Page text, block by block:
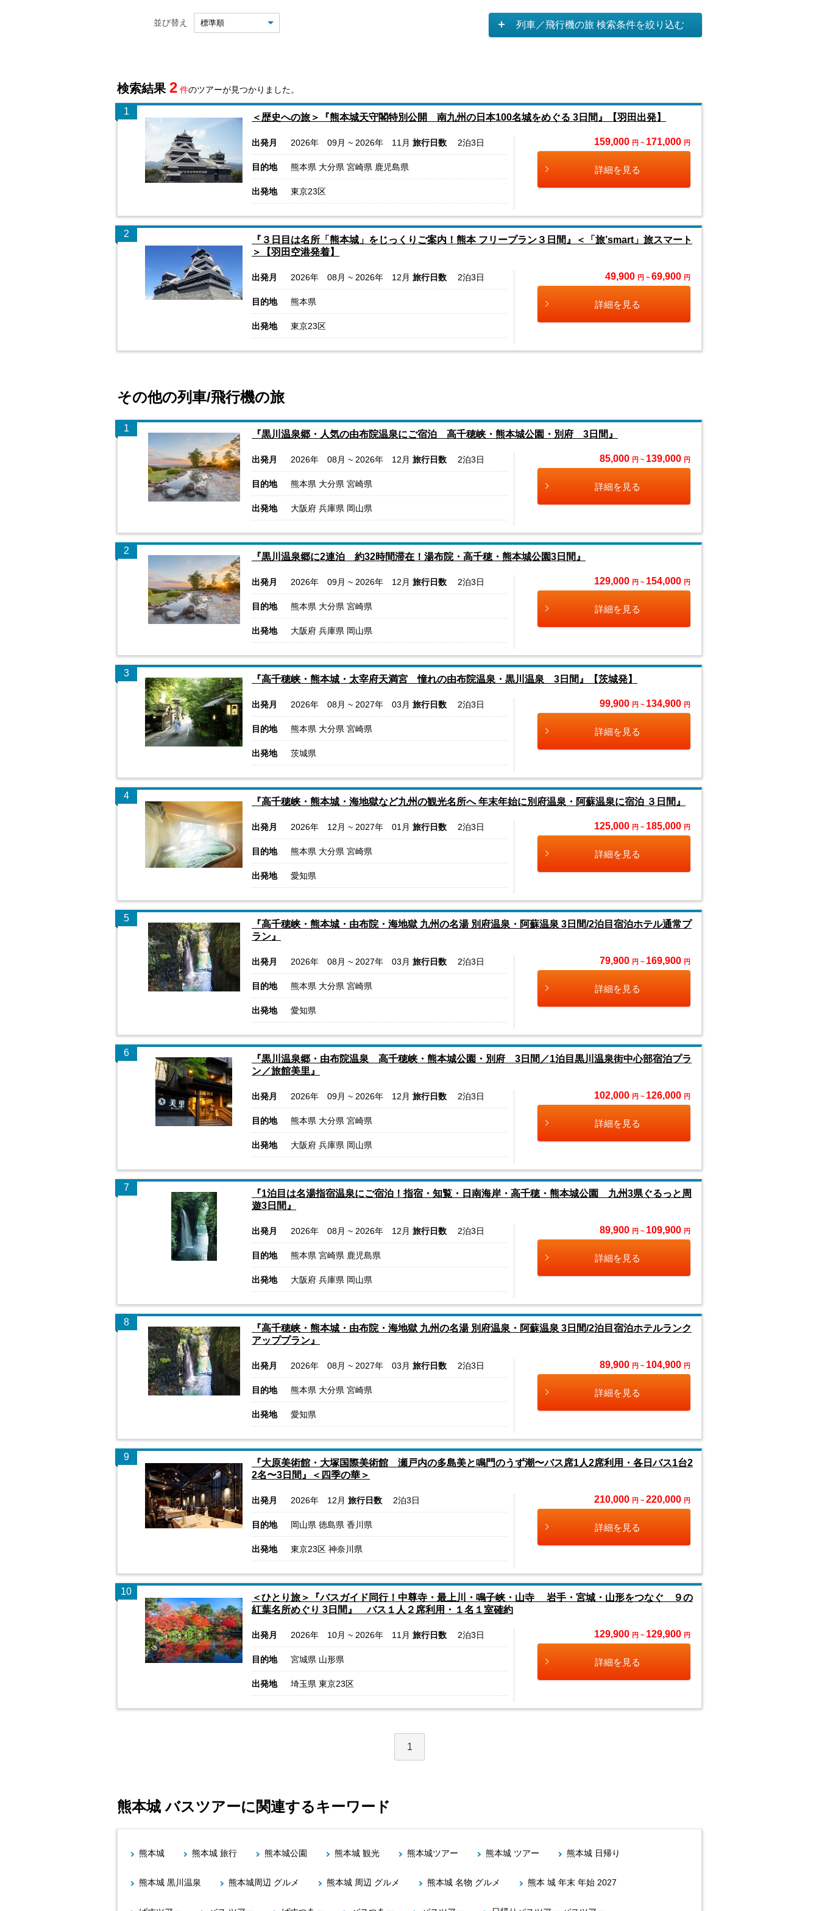
並び替え 列車／飛行機の旅 検索条件を絞り込む
検索結果 2 件のツアーが見つかりました。
1
＜歴史への旅＞『熊本城天守閣特別公開 南九州の日本100名城をめぐる 3日間』【羽田出発】
出発月 2026年 09月 ~ 2026年 11月 旅行日数 2泊3日
目的地 熊本県 大分県 宮崎県 鹿児島県
出発地 東京23区
159,000 円 ~ 171,000 円
詳細を見る
2
『３日目は名所「熊本城」をじっくりご案内！熊本 フリープラン３日間』＜「旅’smart」旅スマート
＞【羽田空港発着】
出発月 2026年 08月 ~ 2026年 12月 旅行日数 2泊3日
目的地 熊本県
出発地 東京23区
49,900 円 ~ 69,900 円
詳細を見る
その他の列車/飛行機の旅
1
『黒川温泉郷・人気の由布院温泉にご宿泊 高千穂峡・熊本城公園・別府 3日間』
出発月 2026年 08月 ~ 2026年 12月 旅行日数 2泊3日
目的地 熊本県 大分県 宮崎県
出発地 大阪府 兵庫県 岡山県
85,000 円 ~ 139,000 円
詳細を見る
2
『黒川温泉郷に2連泊 約32時間滞在！湯布院・高千穂・熊本城公園3日間』
出発月 2026年 09月 ~ 2026年 12月 旅行日数 2泊3日
目的地 熊本県 大分県 宮崎県
出発地 大阪府 兵庫県 岡山県
129,000 円 ~ 154,000 円
詳細を見る
3
『高千穂峡・熊本城・太宰府天満宮 憧れの由布院温泉・黒川温泉 3日間』【茨城発】
出発月 2026年 08月 ~ 2027年 03月 旅行日数 2泊3日
目的地 熊本県 大分県 宮崎県
出発地 茨城県
99,900 円 ~ 134,900 円
詳細を見る
4
『高千穂峡・熊本城・海地獄など九州の観光名所へ 年末年始に別府温泉・阿蘇温泉に宿泊 ３日間』
出発月 2026年 12月 ~ 2027年 01月 旅行日数 2泊3日
目的地 熊本県 大分県 宮崎県
出発地 愛知県
125,000 円 ~ 185,000 円
詳細を見る
5
『高千穂峡・熊本城・由布院・海地獄 九州の名湯 別府温泉・阿蘇温泉 3日間/2泊目宿泊ホテル通常プ
ラン』
出発月 2026年 08月 ~ 2027年 03月 旅行日数 2泊3日
目的地 熊本県 大分県 宮崎県
出発地 愛知県
79,900 円 ~ 169,900 円
詳細を見る
6
『黒川温泉郷・由布院温泉 高千穂峡・熊本城公園・別府 3日間／1泊目黒川温泉街中心部宿泊プラ
ン／旅館美里』
出発月 2026年 09月 ~ 2026年 12月 旅行日数 2泊3日
目的地 熊本県 大分県 宮崎県
出発地 大阪府 兵庫県 岡山県
102,000 円 ~ 126,000 円
詳細を見る
7
『1泊目は名湯指宿温泉にご宿泊！指宿・知覧・日南海岸・高千穂・熊本城公園 九州3県ぐるっと周
遊3日間』
出発月 2026年 08月 ~ 2026年 12月 旅行日数 2泊3日
目的地 熊本県 宮崎県 鹿児島県
出発地 大阪府 兵庫県 岡山県
89,900 円 ~ 109,900 円
詳細を見る
8
『高千穂峡・熊本城・由布院・海地獄 九州の名湯 別府温泉・阿蘇温泉 3日間/2泊目宿泊ホテルランク
アッププラン』
出発月 2026年 08月 ~ 2027年 03月 旅行日数 2泊3日
目的地 熊本県 大分県 宮崎県
出発地 愛知県
89,900 円 ~ 104,900 円
詳細を見る
9
『大原美術館・大塚国際美術館 瀬戸内の多島美と鳴門のうず潮〜バス席1人2席利用・各日バス1台2
2名〜3日間』＜四季の華＞
出発月 2026年 12月 旅行日数 2泊3日
目的地 岡山県 徳島県 香川県
出発地 東京23区 神奈川県
210,000 円 ~ 220,000 円
詳細を見る
10
＜ひとり旅＞『バスガイド同行！中尊寺・最上川・鳴子峡・山寺 岩手・宮城・山形をつなぐ ９の
紅葉名所めぐり 3日間』 バス１人２席利用・１名１室確約
出発月 2026年 10月 ~ 2026年 11月 旅行日数 2泊3日
目的地 宮城県 山形県
出発地 埼玉県 東京23区
129,900 円 ~ 129,900 円
詳細を見る
1
熊本城 バスツアーに関連するキーワード
熊本城 熊本城 旅行 熊本城公園 熊本城 観光 熊本城ツアー 熊本城 ツアー 熊本城 日帰り
熊本城 黒川温泉 熊本城周辺 グルメ 熊本城 周辺 グルメ 熊本城 名物 グルメ 熊本 城 年末 年始 2027